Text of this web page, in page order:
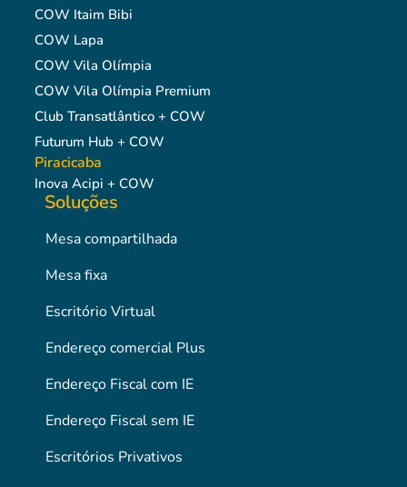
COW Itaim Bibi
COW Lapa
COW Vila Olímpia
COW Vila Olímpia Premium
Club Transatlântico + COW
Futurum Hub + COW
Piracicaba
Inova Acipi + COW
Soluções
Mesa compartilhada
Mesa fixa
Escritório Virtual
Endereço comercial Plus
Endereço Fiscal com IE
Endereço Fiscal sem IE
Escritórios Privativos